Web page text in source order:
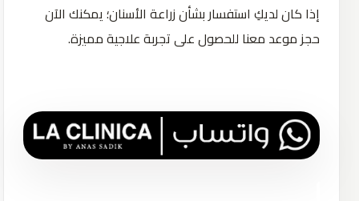
إذا كان لديكِ استفسار بشأن زراعة الأسنان؛ يمكنك الآن
حجز موعد معنا للحصول على تجربة علاجية مميزة.